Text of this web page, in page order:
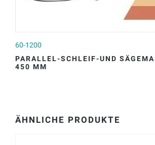
60-1200
PARALLEL-SCHLEIF-UND
450 MM
ÄHNLICHE PRODUKTE